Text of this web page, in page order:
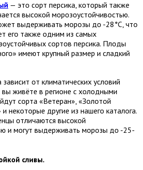
— это сорт персика, который также
высокой морозоустойчивостью.
выдерживать морозы до -28°C, что
его также одним из самых
сортов персика. Плоды
имеют крупный размер и сладкий
от климатических условий
вы живёте в регионе с холодными
сорта «Ветеран», «Золотой
некоторые другие из нашего каталога.
отличаются высокой
и могут выдерживать морозы до -25-
сливы.